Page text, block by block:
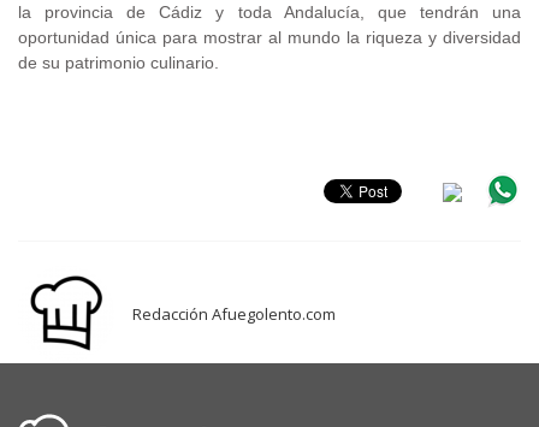
la provincia de Cádiz y toda Andalucía, que tendrán una
oportunidad única para mostrar al mundo la riqueza y diversidad
de su patrimonio culinario.
Redacción Afuegolento.com